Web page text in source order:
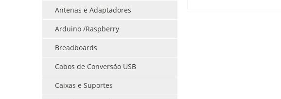
Antenas e Adaptadores
Arduino /Raspberry
Breadboards
Cabos de Conversão USB
Caixas e Suportes